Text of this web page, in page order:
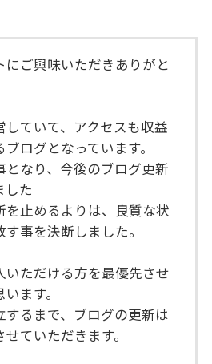
にご興味いただきありがと
していて、アクセスも収益
ログとなっています。
なり、今後のブログ更新
した
を止めるよりは、良質な状
事を決断しました。
いただける方を最優先させ
ます。
するまで、ブログの更新は
ていただきます。